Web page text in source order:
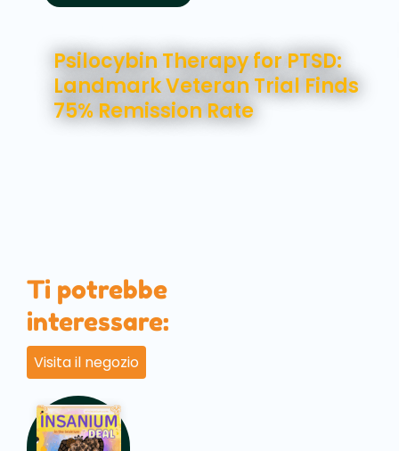
Psilocybin Therapy for PTSD:
Landmark Veteran Trial Finds
75% Remission Rate
Ti potrebbe
interessare:
Visita il negozio